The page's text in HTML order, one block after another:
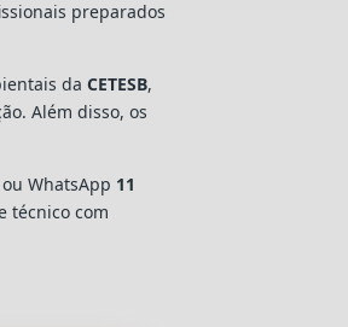
preparados
daCETESB,
Além disso, os
ou WhatsApp 11
técnico com